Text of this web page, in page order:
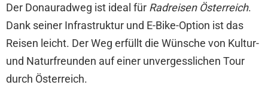
Der Donauradweg ist ideal für Radreisen Österreich.
Dank seiner Infrastruktur und E-Bike-Option ist das
Reisen leicht. Der Weg erfüllt die Wünsche von Kultur-
und Naturfreunden auf einer unvergesslichen Tour
durch Österreich.